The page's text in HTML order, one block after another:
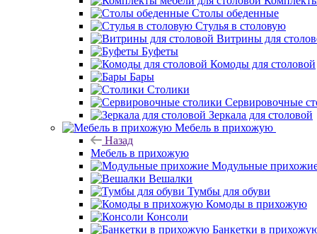
Столы обеденные
Стулья в столовую
Витрины для
Буфеты
Комоды для столовой
Бары
Столики
Сервировочные
Зеркала для столовой
Мебель в прихожую
Назад
Мебель в прихожую
Модульные
Вешалки
Тумбы для обуви
Комоды в прихожую
Консоли
Банкетки в